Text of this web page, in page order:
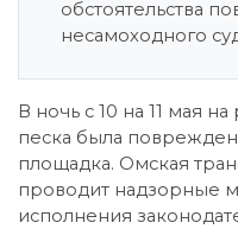
обстоятельства
несамоходного
В ночь с 10 на 11 мая
песка была
площадка. Омская
проводит надзорные
исполнения